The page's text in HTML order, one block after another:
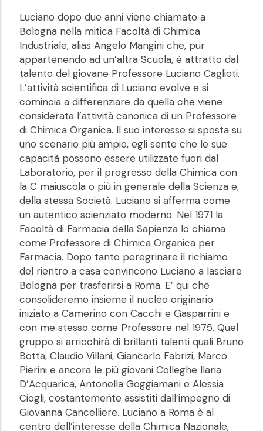
Luciano dopo due anni viene chiamato a
Bologna nella mitica Facoltà di Chimica
Industriale, alias Angelo Mangini che, pur
appartenendo ad un’altra Scuola, è attratto dal
talento del giovane Professore Luciano Caglioti.
L’attività scientifica di Luciano evolve e si
comincia a differenziare da quella che viene
considerata l’attività canonica di un Professore
di Chimica Organica. Il suo interesse si sposta su
uno scenario più ampio, egli sente che le sue
capacità possono essere utilizzate fuori dal
Laboratorio, per il progresso della Chimica con
la C maiuscola o più in generale della Scienza e,
della stessa Società. Luciano si afferma come
un autentico scienziato moderno. Nel 1971 la
Facoltà di Farmacia della Sapienza lo chiama
come Professore di Chimica Organica per
Farmacia. Dopo tanto peregrinare il richiamo
del rientro a casa convincono Luciano a lasciare
Bologna per trasferirsi a Roma. E’ qui che
consolideremo insieme il nucleo originario
iniziato a Camerino con Cacchi e Gasparrini e
con me stesso come Professore nel 1975. Quel
gruppo si arricchirà di brillanti talenti quali Bruno
Botta, Claudio Villani, Giancarlo Fabrizi, Marco
Pierini e ancora le più giovani Colleghe Ilaria
D’Acquarica, Antonella Goggiamani e Alessia
Ciogli, costantemente assistiti dall’impegno di
Giovanna Cancelliere. Luciano a Roma è al
centro dell’interesse della Chimica Nazionale,